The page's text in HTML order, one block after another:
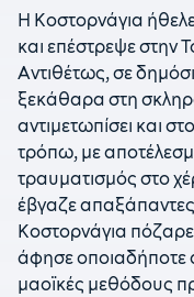
Η Κοστορνάγια
και επέστρεψε στην
Αντιθέτως, σε
ξεκάθαρα στη
αντιμετωπίσει και
τρόπω, με
τραυματισμός στο
έβγαζε
Κοστορνάγια
άφησε οποιαδήποτε
μαοϊκές μεθόδους